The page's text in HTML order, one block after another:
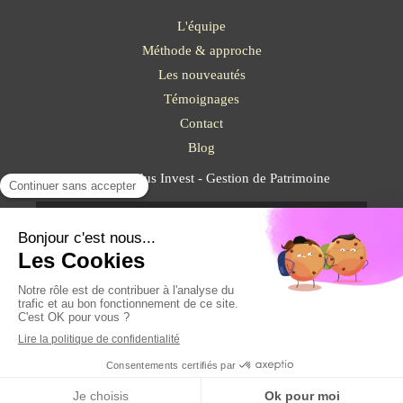
L'équipe
Méthode & approche
Les nouveautés
Témoignages
Contact
Blog
©2023 Solidus Invest - Gestion de Patrimoine